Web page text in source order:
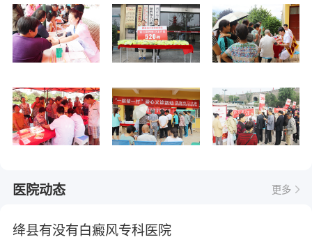
医院动态 更多
绛县有没有白癜风专科医院